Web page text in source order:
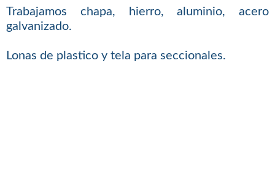
Trabajamos chapa, hierro, aluminio, acero
galvanizado.
Lonas de plastico y tela para seccionales.